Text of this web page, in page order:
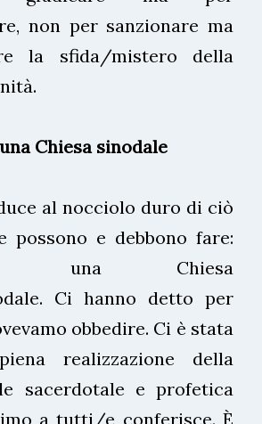
non per sanzionare ma
la sfida/mistero della
Chiesa sinodale
al nocciolo duro di ciò
possono e debbono fare:
una Chiesa
Ci hanno detto per
obbedire. Ci è stata
realizzazione della
sacerdotale e profetica
a tutti/e conferisce. È